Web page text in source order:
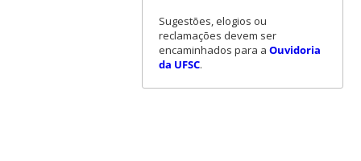
Sugestões, elogios ou
reclamações devem ser
encaminhados para a Ouvidoria
da UFSC.